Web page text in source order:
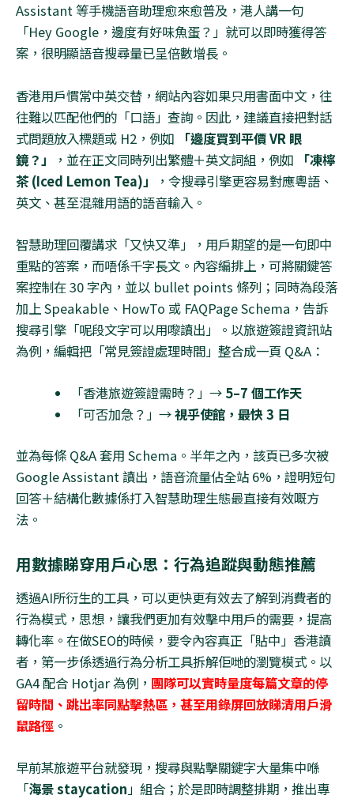
Assistant等手機語音助理愈來愈普及，港人講一句
「Hey Google ，邊度有好味魚蛋？」就可以即時獲得答
案，很明顯語音搜尋量已呈倍數增長。
香港用戶慣常中英交替，網站內容如果只用書面中文，往
往難以匹配他們的「口語」查詢。因此，建議直接把對話
式問題放入標題或 H2 ，例如 「邊度買到平價VR 眼
鏡？」
，並在正文同時列出繁體＋英文詞組，例如
「凍檸
茶 (Iced Lemon Tea) 」
，令搜尋引擎更容易對應粵語、
英文、甚至混雜用語的語音輸入。
智慧助理回覆講求「又快又準」，用戶期望的是一句即中
重點的答案，而唔係千字長文。內容編排上，可將關鍵答
案控制在30字內，並以 bullet points 條列；同時為段落
加上 Speakable 、 HowTo 或 FAQPage Schema ，告訴
搜尋引擎「呢段文字可以用嚟讀出」。以旅遊簽證資訊站
為例，編輯把「常見簽證處理時間」整合成一頁 Q&A ：
「香港旅遊簽證需時？」→ 5–7個工作天
「可否加急？」→視乎使館，最快 3 日
並為每條 Q&A套用 Schema 。半年之內，該頁已多次被
Google Assistant 讀出，語音流量佔全站 6% ，證明短句
回答＋結構化數據係打入智慧助理生態最直接有效嘅方
法。
用數據睇穿用戶心思：行為追蹤與動態推薦
透過AI所衍生的工具，可以更快更有效去了解到消費者的
行為模式，思想，讓我們更加有效擊中用戶的需要，提高
轉化率。在做SEO的時候，要令內容真正「貼中」香港讀
者，第一步係透過行為分析工具拆解佢哋的瀏覽模式。以
GA4配合 Hotjar為例， 團隊可以實時量度每篇文章的停
留時間、跳出率同點擊熱區，甚至用錄屏回放睇清用戶滑
鼠路徑 。
早前某旅遊平台就發現，搜尋與點擊關鍵字大量集中喺
「海景staycation」組合；於是即時調整排期，推出專